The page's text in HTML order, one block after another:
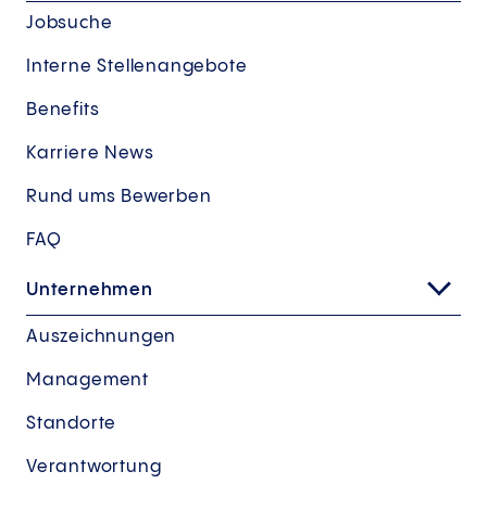
Jobsuche
Interne Stellenangebote
Benefits
Karriere News
Rund ums Bewerben
FAQ
Unternehmen
Auszeichnungen
Management
Standorte
Verantwortung